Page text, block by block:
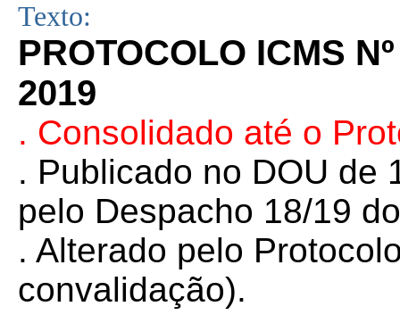
Texto:
PROTOCOLO ICMS
2019
. Consolidado até o
. Publicado no DOU de
pelo Despacho 18/19
. Alterado pelo
convalidação).